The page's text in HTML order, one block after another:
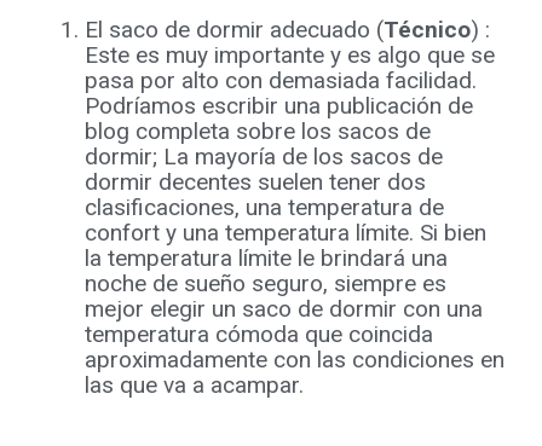
El saco de dormir adecuado (Técnico) :
Este es muy importante y es algo que se
pasa por alto con demasiada facilidad.
Podríamos escribir una publicación de
blog completa sobre los sacos de
dormir; La mayoría de los sacos de
dormir decentes suelen tener dos
clasificaciones, una temperatura de
confort y una temperatura límite. Si bien
la temperatura límite le brindará una
noche de sueño seguro, siempre es
mejor elegir un saco de dormir con una
temperatura cómoda que coincida
aproximadamente con las condiciones en
las que va a acampar.